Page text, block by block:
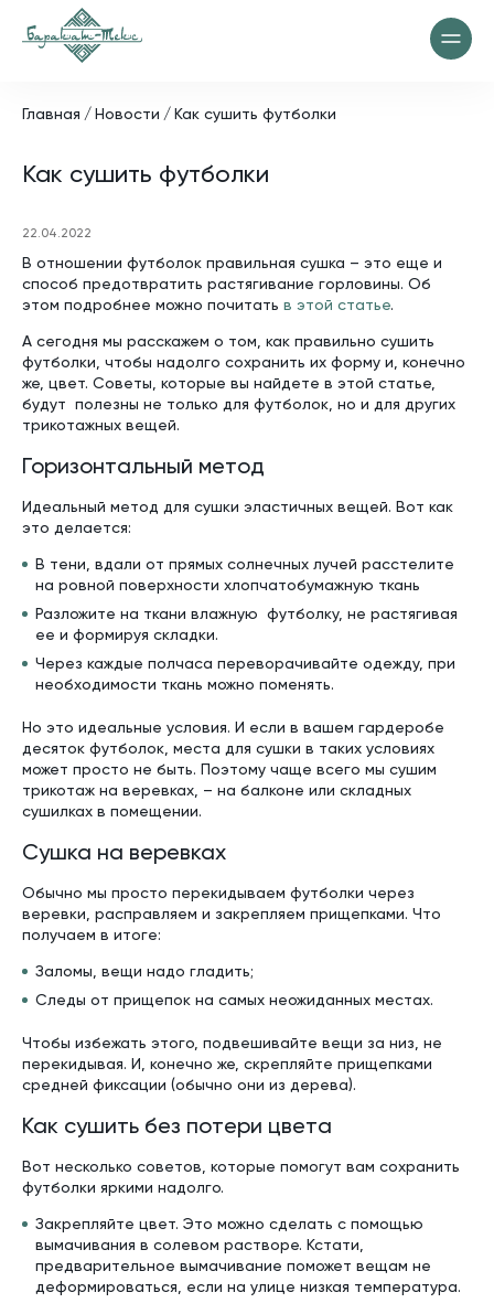
Главная Новости Как сушить футболки
Как сушить футболки
22.04.2022
В отношении футболок правильная сушка – это еще и
способ предотвратить растягивание горловины. Об
этом подробнее можно почитать в этой статье.
А сегодня мы расскажем о том, как правильно сушить
футболки, чтобы надолго сохранить их форму и, конечно
же, цвет. Советы, которые вы найдете в этой статье,
будут полезны не только для футболок, но и для других
трикотажных вещей.
Горизонтальный метод
Идеальный метод для сушки эластичных вещей. Вот как
это делается:
В тени, вдали от прямых солнечных лучей расстелите
на ровной поверхности хлопчатобумажную ткань
Разложите на ткани влажную футболку, не растягивая
ее и формируя складки.
Через каждые полчаса переворачивайте одежду, при
необходимости ткань можно поменять.
Но это идеальные условия. И если в вашем гардеробе
десяток футболок, места для сушки в таких условиях
может просто не быть. Поэтому чаще всего мы сушим
трикотаж на веревках, – на балконе или складных
сушилках в помещении.
Сушка на веревках
Обычно мы просто перекидываем футболки через
веревки, расправляем и закрепляем прищепками. Что
получаем в итоге:
Заломы, вещи надо гладить;
Следы от прищепок на самых неожиданных местах.
Чтобы избежать этого, подвешивайте вещи за низ, не
перекидывая. И, конечно же, скрепляйте прищепками
средней фиксации (обычно они из дерева).
Как сушить без потери цвета
Вот несколько советов, которые помогут вам сохранить
футболки яркими надолго.
Закрепляйте цвет. Это можно сделать с помощью
вымачивания в солевом растворе. Кстати,
предварительное вымачивание поможет вещам не
деформироваться, если на улице низкая температура.